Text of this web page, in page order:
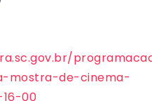
mostra-de-cinema-
00